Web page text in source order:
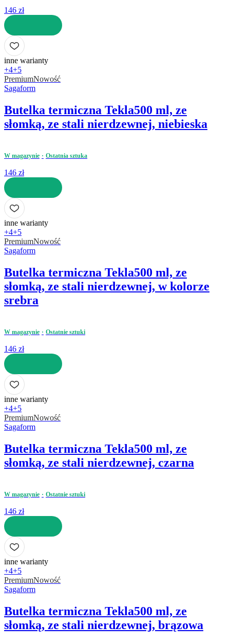
146 zł
DO KOSZYKA
inne warianty
+4+5
PremiumNowość
Sagaform
Butelka termiczna Tekla500 ml, ze
słomką, ze stali nierdzewnej, niebieska
W magazynie Ostatnia sztuka
146 zł
DO KOSZYKA
inne warianty
+4+5
PremiumNowość
Sagaform
Butelka termiczna Tekla500 ml, ze
słomką, ze stali nierdzewnej, w kolorze
srebra
W magazynie Ostatnie sztuki
146 zł
DO KOSZYKA
inne warianty
+4+5
PremiumNowość
Sagaform
Butelka termiczna Tekla500 ml, ze
słomką, ze stali nierdzewnej, czarna
W magazynie Ostatnie sztuki
146 zł
DO KOSZYKA
inne warianty
+4+5
PremiumNowość
Sagaform
Butelka termiczna Tekla500 ml, ze
słomką, ze stali nierdzewnej, brązowa